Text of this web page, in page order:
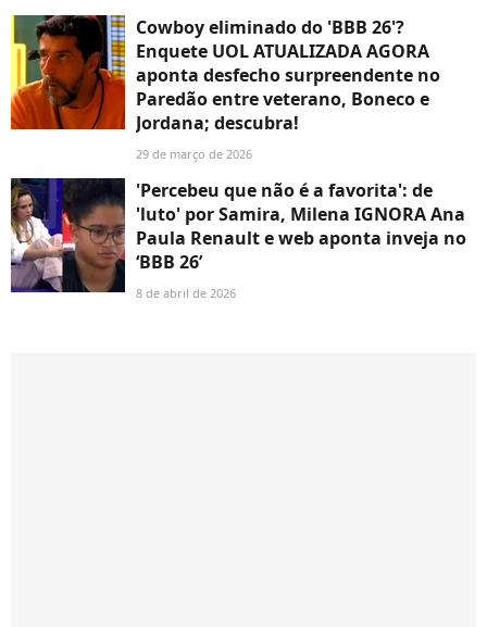
Cowboy eliminado do 'BBB 26'?
Enquete UOL ATUALIZADA AGORA
aponta desfecho surpreendente no
Paredão entre veterano, Boneco e
Jordana; descubra!
29 de março de 2026
'Percebeu que não é a favorita': de
'luto' por Samira, Milena IGNORA Ana
Paula Renault e web aponta inveja no
‘BBB 26’
8 de abril de 2026